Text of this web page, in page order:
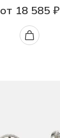
от 18 585 ₽